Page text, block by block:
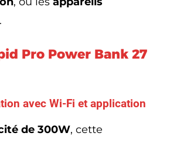
.
Pro Power Bank 27
avec Wi-Fi et application
de 300W, cette